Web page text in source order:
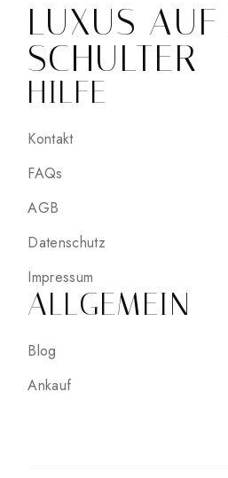
LUXUS
SCHULTER
HILFE
Kontakt
FAQs
AGB
Datenschutz
Impressum
ALLGEMEIN
Blog
Ankauf